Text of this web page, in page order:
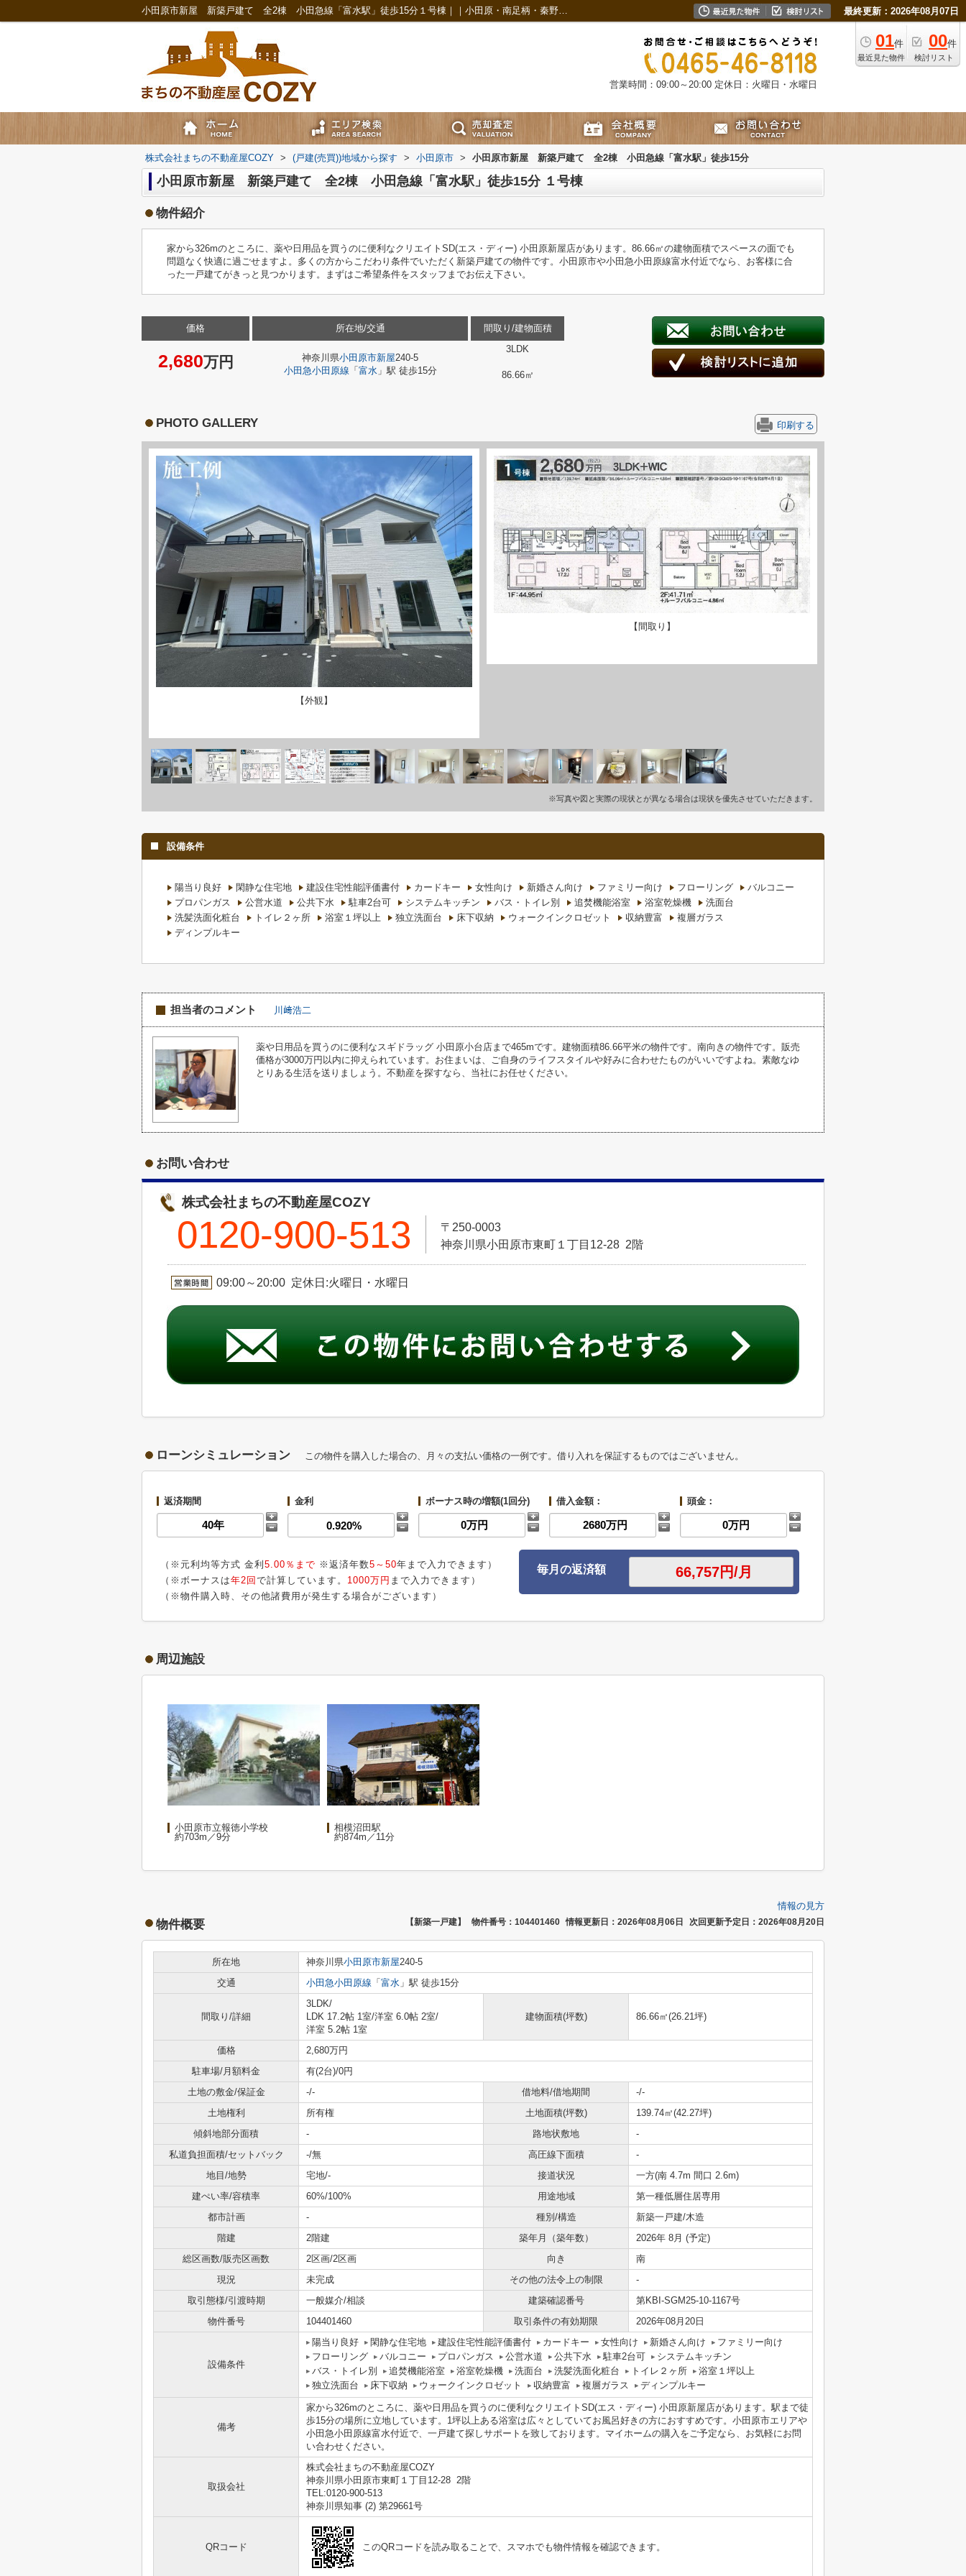
小田原市新屋 新築戸建て 全2棟 小田急線「富水駅」徒歩15分１号棟｜｜小田原・南足柄・秦野の新築戸建は株式会社まちの不動産屋COZY 最終更新：2026年08月07日
01件
最近見た物件
00件
検討リスト
営業時間：09:00～20:00 定休日：火曜日・水曜日
株式会社まちの不動産屋COZY > (戸建(売買))地域から探す > 小田原市 > 小田原市新屋 新築戸建て 全2棟 小田急線「富水駅」徒歩15分
小田原市新屋 新築戸建て 全2棟 小田急線「富水駅」徒歩15分 １号棟
物件紹介
家から326mのところに、薬や日用品を買うのに便利なクリエイトSD(エス・ディー) 小田原新屋店があります。86.66㎡の建物面積でスペースの面でも
問題なく快適に過ごせますよ。多くの方からこだわり条件でいただく新築戸建ての物件です。小田原市や小田急小田原線富水付近でなら、お客様に合
った一戸建てがきっと見つかります。まずはご希望条件をスタッフまでお伝え下さい。
価格
2,680万円
所在地/交通
神奈川県小田原市新屋240-5
小田急小田原線 「 富水」駅 徒歩15分
間取り/建物面積
3LDK
86.66㎡
PHOTO GALLERY 印刷する
【外観】
【間取り】
※写真や図と実際の現状とが異なる場合は現状を優先させていただきます。
設備条件
陽当り良好 閑静な住宅地 建設住宅性能評価書付 カードキー 女性向け 新婚さん向け ファミリー向け フローリング
バルコニー
プロパンガス
公営水道 公共下水 駐車2台可 システムキッチン バス・トイレ別 追焚機能浴室 浴室乾燥機
洗面台
洗髪洗面化粧台
トイレ２ヶ所 浴室１坪以上 独立洗面台 床下収納 ウォークインクロゼット 収納豊富
複層ガラス
ディンプルキー
担当者のコメント 川﨑浩二
薬や日用品を買うのに便利なスギドラッグ 小田原小台店まで465mです。建物面積86.66平米の物件です。南向きの物件です。販売
価格が3000万円以内に抑えられています。お住まいは、ご自身のライフスタイルや好みに合わせたものがいいですよね。素敵なゆ
とりある生活を送りましょう。不動産を探すなら、当社にお任せください。
お問い合わせ
株式会社まちの不動産屋COZY
0120-900-513
〒250-0003
神奈川県小田原市東町１丁目12-28 2階
09:00～20:00 定休日:火曜日・水曜日
ローンシミュレーション この物件を購入した場合の、月々の支払い価格の一例です。借り入れを保証するものではございません。
返済期間 金利 ボーナス時の増額(1回分) 借入金額： 頭金：
（※元利均等方式 金利 5.00％まで ※返済年数5～50年まで入力できます）
（※ボーナスは年2回 で計算しています。 1000万円 まで入力できます）
（※物件購入時、その他諸費用が発生する場合がございます）
毎月の返済額
周辺施設
小田原市立報徳小学校
約703m／9分
相模沼田駅
約874m／11分
情報の見方
物件概要 【新築一戸建】 物件番号：104401460 情報更新日：2026年08月06日 次回更新予定日：2026年08月20日
所在地 神奈川県小田原市新屋240-5
交通
小田急小田原線 「 富水 」駅 徒歩15分
間取り/詳細
3LDK/
LDK 17.2帖 1室/洋室 6.0帖 2室/
洋室 5.2帖 1室
建物面積(坪数) 86.66㎡(26.21坪)
価格
2,680万円
駐車場/月額料金
有(2台)/0円
土地の敷金/保証金
-/- 借地料/借地期間
-/-
土地権利
所有権 土地面積(坪数)
139.74㎡(42.27坪)
傾斜地部分面積
- 路地状敷地
-
私道負担面積/セットバック
-/無 高圧線下面積
-
地目/地勢
宅地/- 接道状況
一方(南 4.7m 間口 2.6m)
建ぺい率/容積率
60%/100% 用途地域
第一種低層住居専用
都市計画
- 種別/構造
新築一戸建/木造
階建
2階建 築年月（築年数）
2026年 8月 (予定)
総区画数/販売区画数
2区画/2区画 向き
南
現況
未完成 その他の法令上の制限
-
取引態様/引渡時期
一般媒介/相談 建築確認番号
第KBI-SGM25-10-1167号
物件番号
104401460 取引条件の有効期限 2026年08月20日
設備条件
陽当り良好 閑静な住宅地 建設住宅性能評価書付 カードキー 女性向け 新婚さん向け
ファミリー向け
フローリング
バルコニー プロパンガス 公営水道 公共下水 駐車2台可
システムキッチン
バス・トイレ別
追焚機能浴室 浴室乾燥機 洗面台 洗髪洗面化粧台 トイレ２ヶ所
浴室１坪以上
独立洗面台
床下収納 ウォークインクロゼット 収納豊富 複層ガラス ディンプルキー
備考
家から326mのところに、薬や日用品を買うのに便利なクリエイトSD(エス・ディー) 小田原新屋店があります。駅まで徒
歩15分の場所に立地しています。1坪以上ある浴室は広々としていてお風呂好きの方におすすめです。小田原市エリアや
小田急小田原線富水付近で、一戸建て探しサポートを致しております。マイホームの購入をご予定なら、お気軽にお問
い合わせください。
取扱会社
株式会社まちの不動産屋COZY
神奈川県小田原市東町１丁目12-28 2階
TEL:0120-900-513
神奈川県知事 (2) 第29661号
QRコード このQRコードを読み取ることで、スマホでも物件情報を確認できます。